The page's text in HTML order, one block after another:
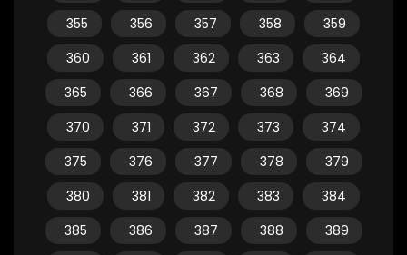
355
356 357 358
359
360
361 362 363
364
365
366 367 368
369
370
371 372 373
374
375
376 377 378
379
380
381 382 383
384
385
386 387 388
389